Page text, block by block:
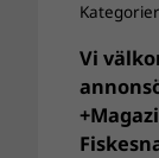
Kategorier
Vi